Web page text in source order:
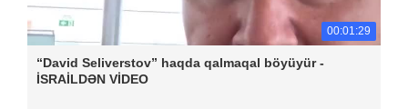
00:01:29
“David Seliverstov” haqda qalmaqal böyüyür -
İSRAİLDƏN VİDEO